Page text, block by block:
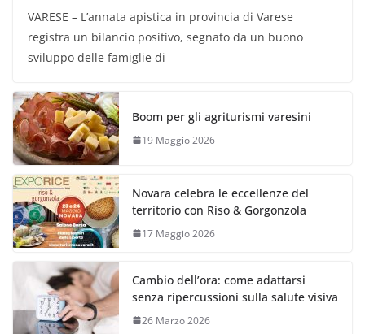
VARESE – L’annata apistica in provincia di Varese
registra un bilancio positivo, segnato da un buono
sviluppo delle famiglie di
Boom per gli agriturismi varesini
19 Maggio 2026
Novara celebra le eccellenze del
territorio con Riso & Gorgonzola
17 Maggio 2026
Cambio dell’ora: come adattarsi
senza ripercussioni sulla salute visiva
26 Marzo 2026